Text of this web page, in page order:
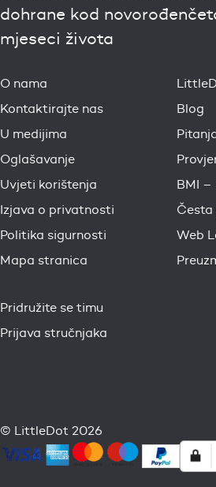
dohrane kod
mjeseci života
O nama
Kontaktirajte nas
U medijima
Oglašavanje
Uvjeti korištenja
Izjava o privatnosti
Politika sigurnosti
Mapa stranica
Blog
BMI –
Česta
Web
Pridružite se timu
Prijava stručnjaka
© LittleDot 2026